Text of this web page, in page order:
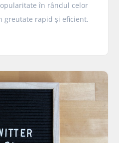
în rândul celor
greutate rapid și eficient.